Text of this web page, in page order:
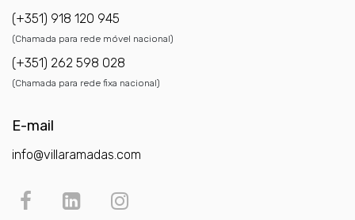
(+351) 918 120 945
(Chamada para rede móvel nacional)
(+351) 262 598 028
(Chamada para rede fixa nacional)
E-mail
info@villaramadas.com